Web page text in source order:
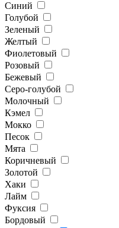
Синий
Голубой
Зеленый
Желтый
Фиолетовый
Розовый
Бежевый
Серо-голубой
Молочный
Кэмел
Мокко
Песок
Мята
Коричневый
Золотой
Хаки
Лайм
Фуксия
Бордовый